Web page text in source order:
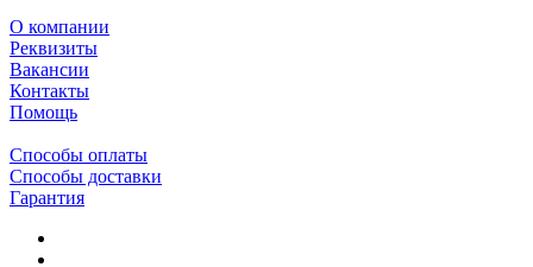
О компании
Реквизиты
Вакансии
Контакты
Помощь
Способы оплаты
Способы доставки
Гарантия